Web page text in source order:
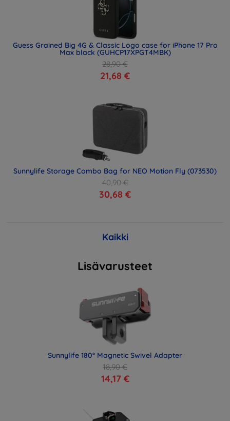
Guess Grained Big 4G & Classic Logo case for iPhone 17 Pro
Max black (GUHCP17XPGT4MBK)
28,90 €
21,68 €
Sunnylife Storage Combo Bag for NEO Motion Fly (073530)
40,90 €
30,68 €
Kaikki
Lisävarusteet
Sunnylife 180° Magnetic Swivel Adapter
18,90 €
14,17 €